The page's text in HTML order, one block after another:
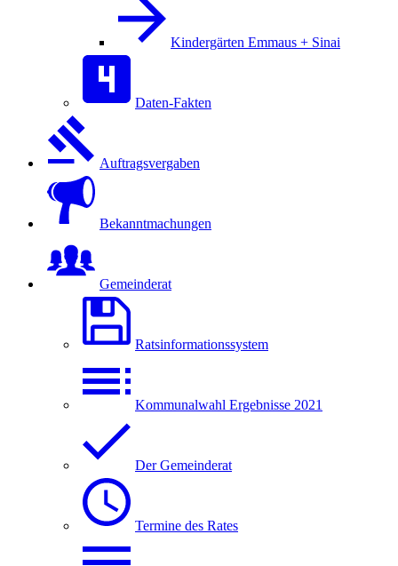
Kindergärten Emmaus + Sinai
Daten-Fakten
Auftragsvergaben
Bekanntmachungen
Gemeinderat
Ratsinformationssystem
Kommunalwahl Ergebnisse 2021
Der Gemeinderat
Termine des Rates